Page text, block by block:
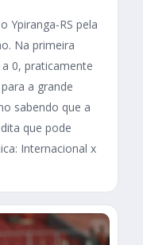
Ypiranga-RS pela
Na primeira
0, praticamente
a grande
sabendo que a
que pode
Internacional x